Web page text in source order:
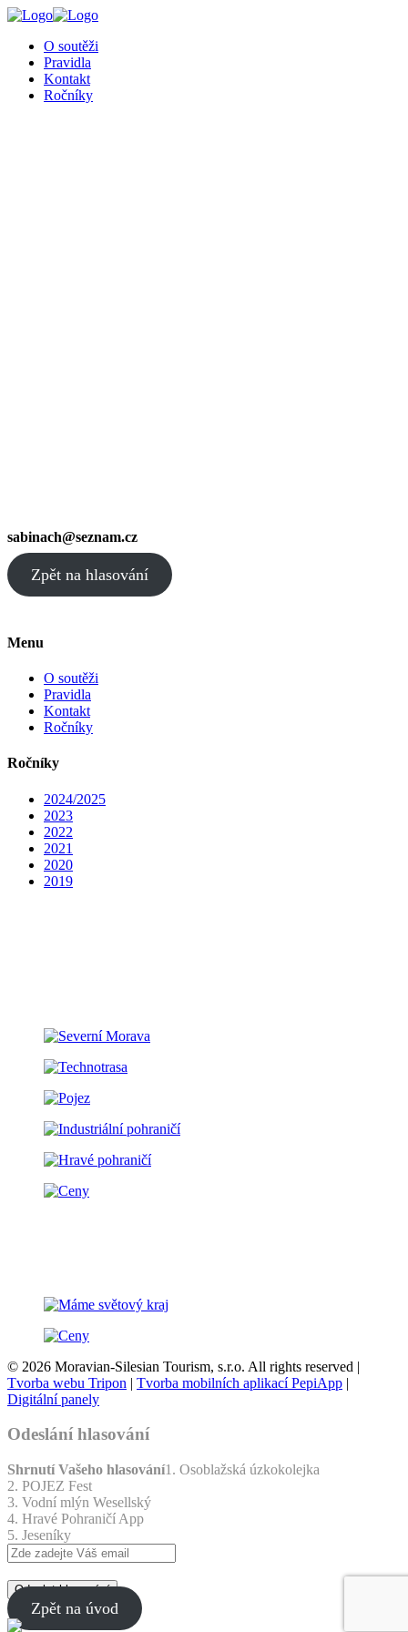
O soutěži
Pravidla
Kontakt
Ročníky
sabinach@seznam.cz
Zpět na hlasování
Menu
O soutěži
Pravidla
Kontakt
Ročníky
Ročníky
2024/2025
2023
2022
2021
2020
2019
© 2026 Moravian-Silesian Tourism, s.r.o. All rights reserved |
Tvorba webu Tripon | Tvorba mobilních aplikací PepiApp |
Digitální panely
Odeslání hlasování
Shrnutí Vašeho hlasování1. Osoblažská úzkokolejka
2. POJEZ Fest
3. Vodní mlýn Wesellský
4. Hravé Pohraničí App
5. Jeseníky
Odeslat hlasování
Zpět na úvod